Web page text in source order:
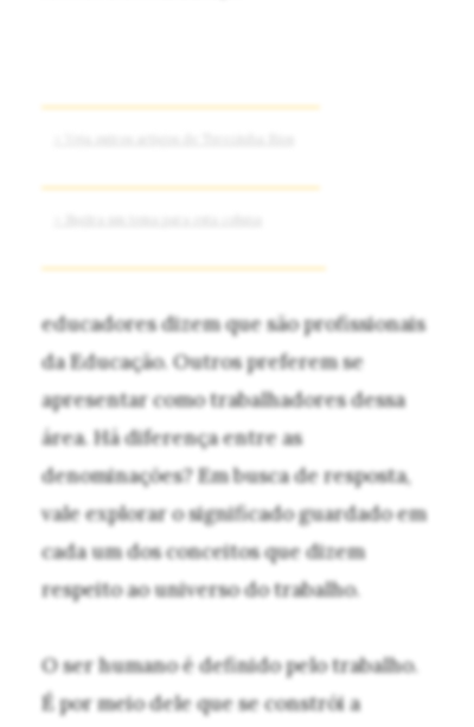
educadores dizem que são profissionais
da Educação. Outros preferem se
apresentar como trabalhadores dessa
área. Há diferença entre as
denominações? Em busca de resposta,
vale explorar o significado guardado em
cada um dos conceitos que dizem
respeito ao universo do trabalho.
O ser humano é definido pelo trabalho.
É por meio dele que se constrói a